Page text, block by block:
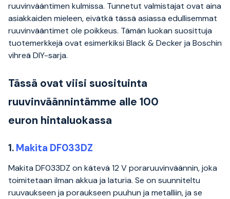
ruuvinvääntimen kulmissa. Tunnetut valmistajat ovat aina
asiakkaiden mieleen, eivätkä tässä asiassa edullisemmat
ruuvinvääntimet ole poikkeus. Tämän luokan suosittuja
tuotemerkkejä ovat esimerkiksi Black & Decker ja Boschin
vihreä DIY-sarja.
Tässä ovat viisi suosituinta
ruuvinväännintämme alle 100
euron hintaluokassa
1. Makita DF033DZ
Makita DF033DZ on kätevä 12 V poraruuvinväännin, joka
toimitetaan ilman akkua ja laturia. Se on suunniteltu
ruuvaukseen ja poraukseen puuhun ja metalliin, ja se